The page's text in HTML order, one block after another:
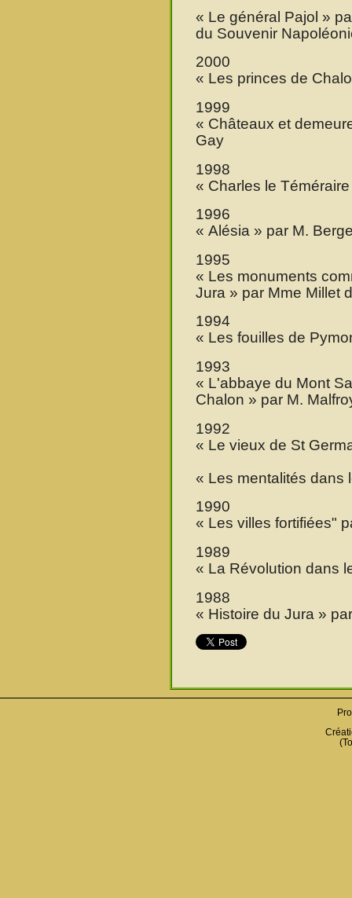
« Le général Pajol »
du Souvenir
2000
« Les princes de
1999
« Châteaux et
Gay
1998
« Charles le
1996
« Alésia » par M.
1995
« Les monuments
Jura » par Mme Millet
1994
« Les fouilles de
1993
« L'abbaye du Mont
Chalon » par M.
1992
« Le vieux de St
« Les mentalités dans
1990
« Les villes fortifiées"
1989
« La Révolution dans
1988
« Histoire du Jura »